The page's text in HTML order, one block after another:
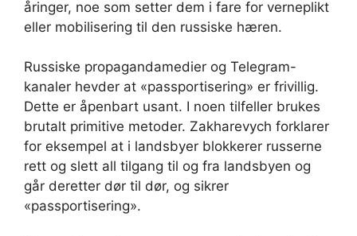
åringer, noe som setter dem i fare for verneplikt
eller mobilisering til den russiske hæren.
Russiske propagandamedier og Telegram-
kanaler hevder at «passportisering» er frivillig.
Dette er åpenbart usant. I noen tilfeller brukes
brutalt primitive metoder. Zakharevych forklarer
for eksempel at i landsbyer blokkerer russerne
rett og slett all tilgang til og fra landsbyen og
går deretter dør til dør, og sikrer
«passportisering».